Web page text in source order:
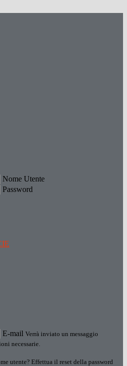
Nome Utente
Password
E-mail Verrà inviato un messaggio
necessarie.
utente? Effettua il reset della password